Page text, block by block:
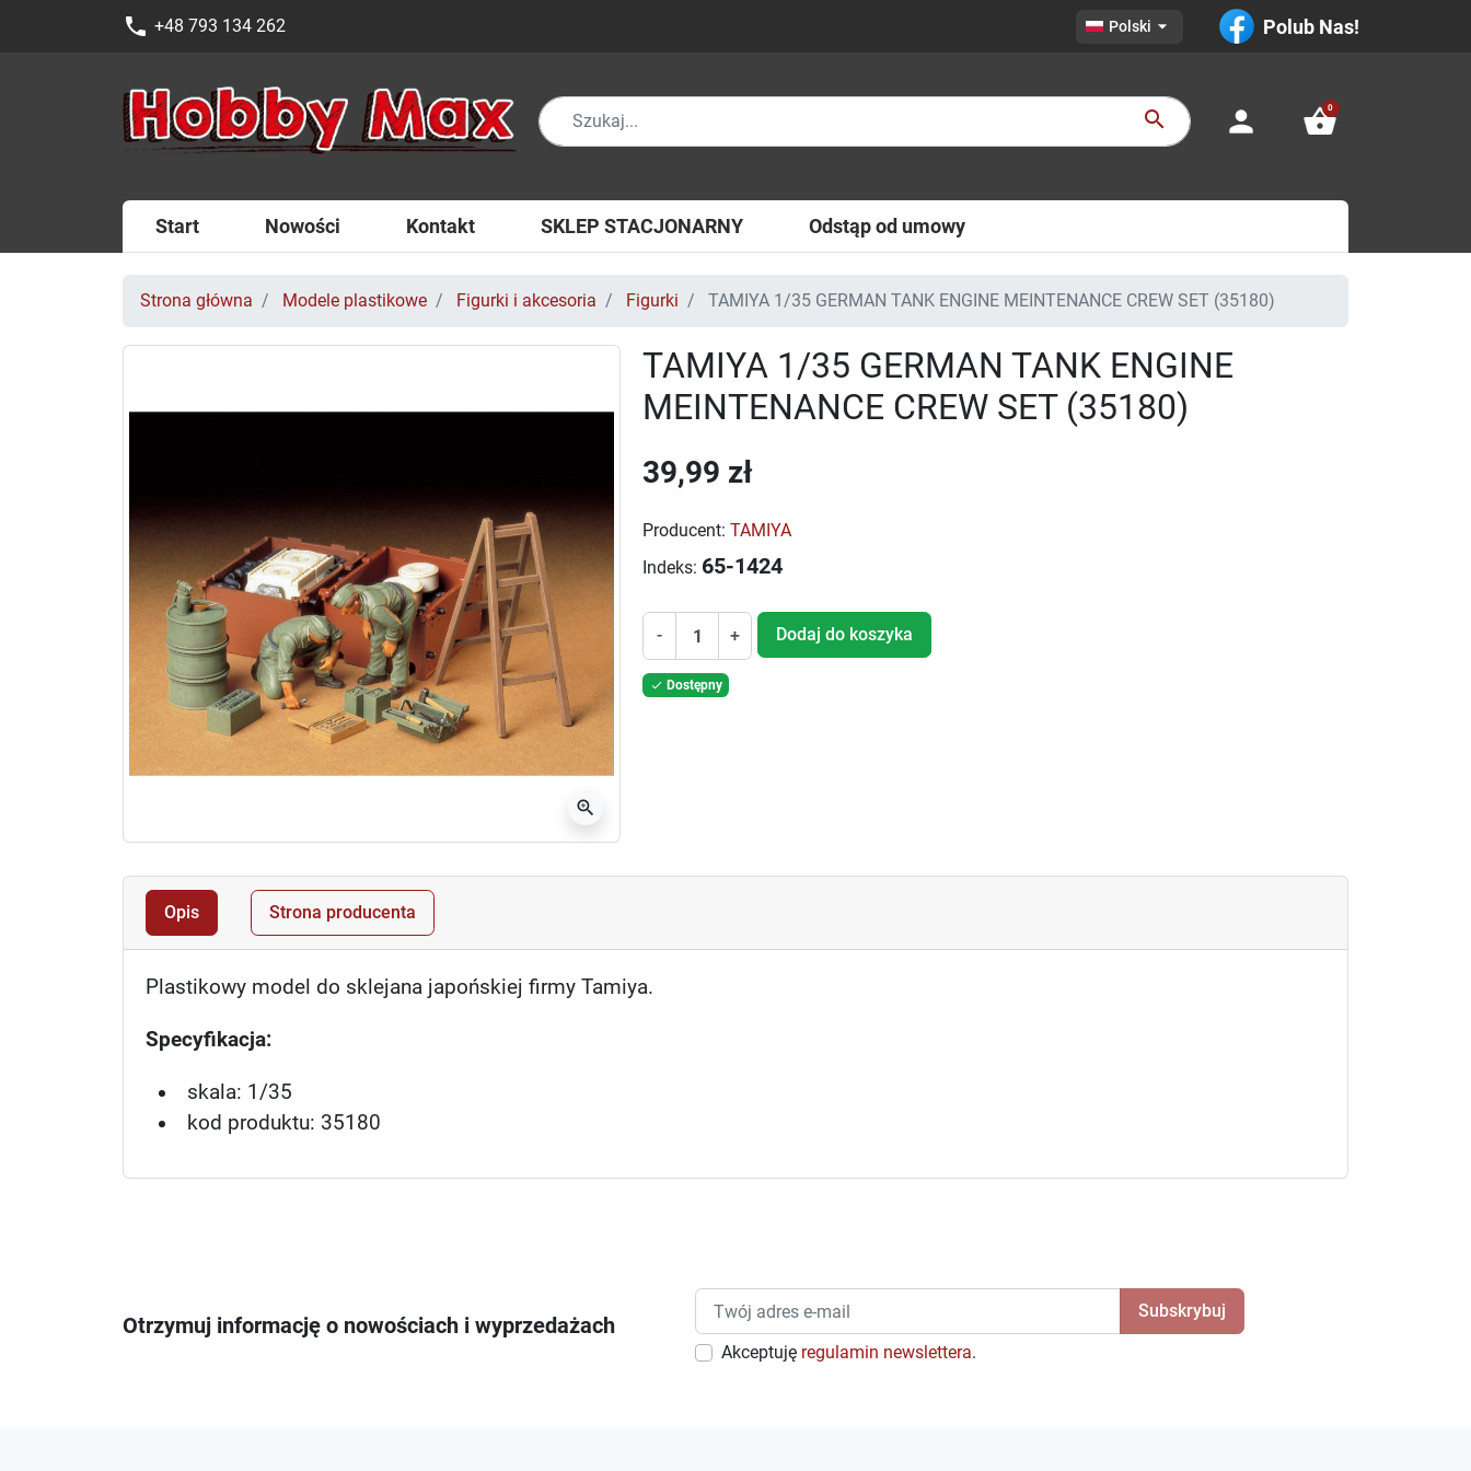
phone +48 793 134 262 Polski  Polub Nas!
search person shopping_basket
0
Start Nowości Kontakt SKLEP STACJONARNY Odstąp od umowy
Strona główna Modele plastikowe Figurki i akcesoria Figurki TAMIYA 1/35 GERMAN TANK ENGINE MEINTENANCE CREW SET (35180)
zoom_in
TAMIYA 1/35 GERMAN TANK ENGINE
MEINTENANCE CREW SET (35180)
39,99 zł
Producent: TAMIYA
Indeks: 65-1424
- + Dodaj do koszyka
 Dostępny
Opis Strona producenta
Plastikowy model do sklejana japońskiej firmy Tamiya.
Specyfikacja:
skala: 1/35
kod produktu: 35180
Otrzymuj informację o nowościach i wyprzedażach
Akceptuję regulamin newslettera.